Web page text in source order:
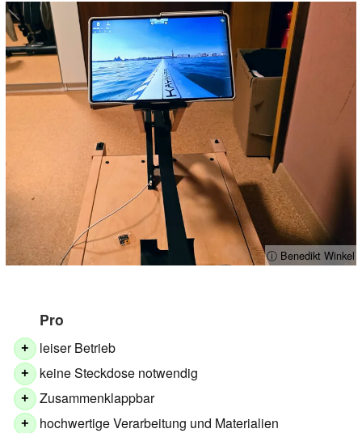
ⓘ Benedikt Winkel
Pro
+ leiser Betrieb
+ keine Steckdose notwendig
+ Zusammenklappbar
+ hochwertige Verarbeitung und Materialien